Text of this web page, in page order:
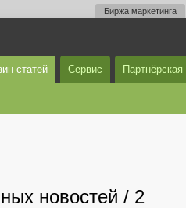
Биржа маркетинга
статей Сервис
новостей / 2